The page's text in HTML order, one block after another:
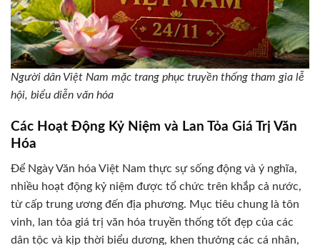
Người dân Việt Nam mặc trang phục truyền thống tham gia lễ
hội, biểu diễn văn hóa
Các Hoạt Động Kỷ Niệm và Lan Tỏa Giá Trị Văn
Hóa
Để Ngày Văn hóa Việt Nam thực sự sống động và ý nghĩa,
nhiều hoạt động kỷ niệm được tổ chức trên khắp cả nước,
từ cấp trung ương đến địa phương. Mục tiêu chung là tôn
vinh, lan tỏa giá trị văn hóa truyền thống tốt đẹp của các
dân tộc và kịp thời biểu dương, khen thưởng các cá nhân,